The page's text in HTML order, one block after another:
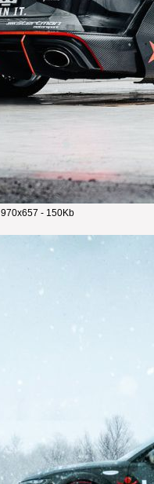
970x657 - 150Kb